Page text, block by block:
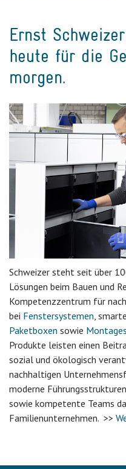
Ernst
heute für die
morgen.
Schweizer steht seit über
Lösungen beim Bauen und
Kompetenzzentrum für
bei Fenstersystemen ,
Paketboxen sowie
Produkte leisten einen
sozial und ökologisch
nachhaltigen
moderne
sowie kompetente Teams
Familienunternehmen. >>